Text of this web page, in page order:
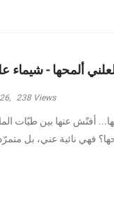
ألمحها - شيماء
238Views
أفتّش عنها بين طيّات